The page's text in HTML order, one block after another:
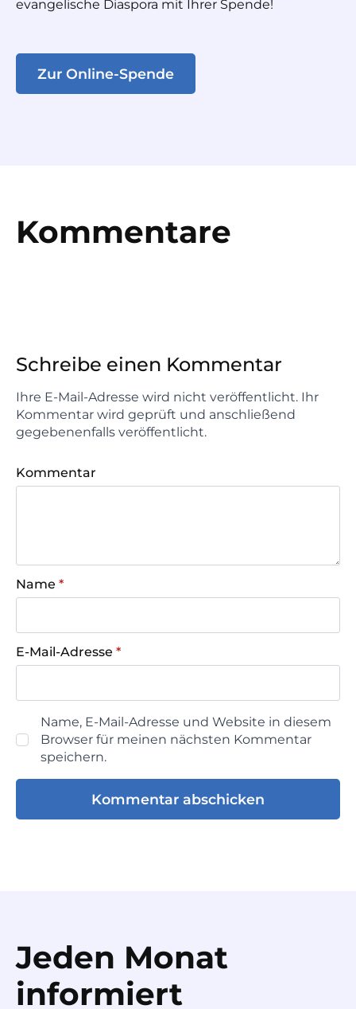
evangelische Diaspora mit Ihrer Spende!
Zur Online-Spende
Kommentare
Schreibe einen Kommentar
Ihre E-Mail-Adresse wird nicht veröffentlicht. Ihr
Kommentar wird geprüft und anschließend
gegebenenfalls veröffentlicht.
Kommentar
Name *
E-Mail-Adresse *
Name, E-Mail-Adresse und Website in diesem
Browser für meinen nächsten Kommentar
speichern.
Jeden Monat
informiert